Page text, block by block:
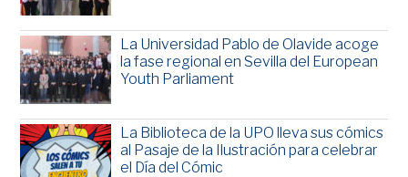
La Universidad Pablo de Olavide acoge
la fase regional en Sevilla del European
Youth Parliament
La Biblioteca de la UPO lleva sus cómics
al Pasaje de la Ilustración para celebrar
el Día del Cómic